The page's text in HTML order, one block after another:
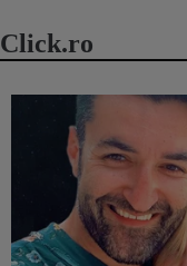
Click.ro